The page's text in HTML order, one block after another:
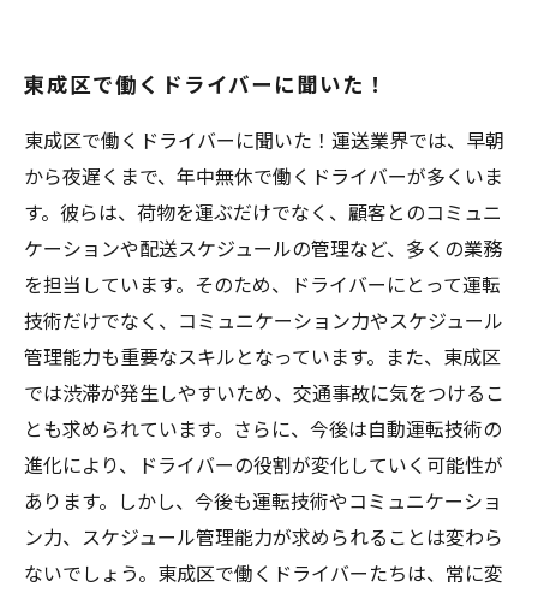
東成区で働くドライバーに聞いた！
東成区で働くドライバーに聞いた！運送業界では、早朝
から夜遅くまで、年中無休で働くドライバーが多くいま
す。彼らは、荷物を運ぶだけでなく、顧客とのコミュニ
ケーションや配送スケジュールの管理など、多くの業務
を担当しています。そのため、ドライバーにとって運転
技術だけでなく、コミュニケーション力やスケジュール
管理能力も重要なスキルとなっています。また、東成区
では渋滞が発生しやすいため、交通事故に気をつけるこ
とも求められています。さらに、今後は自動運転技術の
進化により、ドライバーの役割が変化していく可能性が
あります。しかし、今後も運転技術やコミュニケーショ
ン力、スケジュール管理能力が求められることは変わら
ないでしょう。東成区で働くドライバーたちは、常に変